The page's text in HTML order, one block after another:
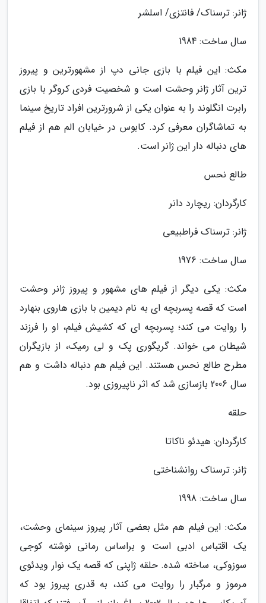
ژانر: ترسناک/ فانتزی/ اسلشر
سال ساخت: 1984
مکث: این فیلم با بازی جانی دپ از مشهورترین و پیروز
ترین آثار ژانر وحشت است و شخصیت فردی کروگر با بازی
رابرت انگلوند را به عنوان یکی از شرورترین افراد تاریخ سینما
به تماشاگران معرفی کرد. کابوس در خیابان الم هم از فیلم
های دنباله دار این ژانر است.
طالع نحس
کارگردان: ریچارد دانر
ژانر: ترسناک فراطبیعی
سال ساخت: 1976
مکث: یکی دیگر از فیلم های مشهور و پیروز ژانر وحشت
است که قصه پسربچه ای به نام دیمین با بازی هاروی بنهارد
را روایت می کند؛ پسربچه ای که کشیش فیلم، او را فرزند
شیطان می خواند. گریگوری پک و لی رمیک، از بازیگران
مطرح طالع نحس هستند. این فیلم هم دنباله داشت و هم
سال 2006 بازسازی شد که اثر ناپیروزی بود.
حلقه
کارگردان: هیدئو ناکاتا
ژانر: ترسناک روانشناختی
سال ساخت: 1998
مکث: این فیلم هم مثل بعضی آثار پیروز سینمای وحشت،
یک اقتباس ادبی است و براساس رمانی نوشته کوجی
سوزوکی، ساخته شده. حلقه ژاپنی که قصه یک نوار ویدئوی
مرموز و مرگبار را روایت می کند، به قدری پیروز بود که